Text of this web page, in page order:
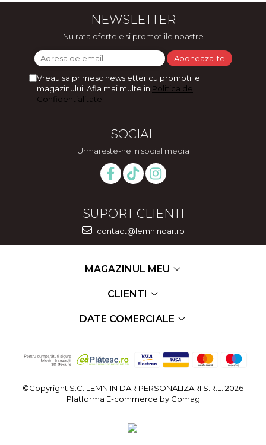
NEWSLETTER
Nu rata ofertele si promotiile noastre
Vreau sa primesc newsletter cu promotiile
magazinului. Afla mai multe in Politica de
Confidentialitate
SOCIAL
Urmareste-ne in social media
SUPORT CLIENTI
contact@lemnindar.ro
MAGAZINUL MEU
CLIENTI
DATE COMERCIALE
©Copyright S.C. LEMN IN DAR PERSONALIZARI S.R.L. 2026
Platforma E-commerce by Gomag